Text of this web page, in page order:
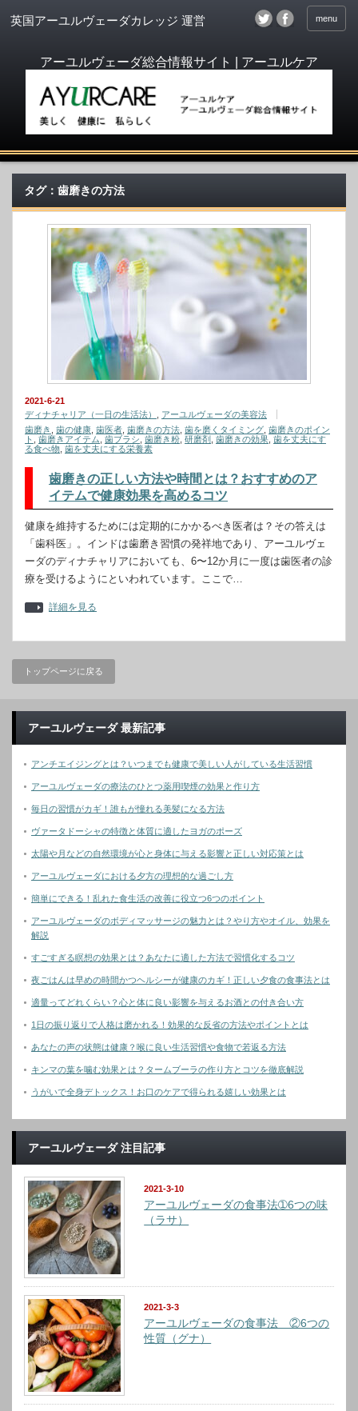
menu
英国アーユルヴェーダカレッジ 運営
タグ：歯磨きの方法
2021-6-21
ディナチャリア（一日の生活法）
アーユルヴェーダの美容法
歯磨き
歯の健康 歯医者 歯磨きの方法 歯を磨くタイミング 歯磨きのポイン
ト
歯磨きアイテム 歯ブラシ 歯磨き粉 研磨剤 歯磨きの効果 歯を丈夫にす
る食べ物 歯を丈夫にする栄養素
歯磨きの正しい方法や時間とは？おすすめのア
イテムで健康効果を高めるコツ
健康を維持するためには定期的にかかるべき医者は？その答えは
「歯科医」。インドは歯磨き習慣の発祥地であり、アーユルヴェ
ーダのディナチャリアにおいても、6〜12か月に一度は歯医者の診
療を受けるようにといわれています。ここで…
詳細を見る
トップページに戻る
アーユルヴェーダ 最新記事
アンチエイジングとは？いつまでも健康で美しい人がしている生活習慣
アーユルヴェーダの療法のひとつ薬用喫煙の効果と作り方
毎日の習慣がカギ！誰もが憧れる美髪になる方法
ヴァータドーシャの特徴と体質に適したヨガのポーズ
太陽や月などの自然環境が心と身体に与える影響と正しい対応策とは
アーユルヴェーダにおける夕方の理想的な過ごし方
簡単にできる！乱れた食生活の改善に役立つ6つのポイント
アーユルヴェーダのボディマッサージの魅力とは？やり方やオイル、効果を
解説
すごすぎる瞑想の効果とは？あなたに適した方法で習慣化するコツ
夜ごはんは早めの時間かつヘルシーが健康のカギ！正しい夕食の食事法とは
適量ってどれくらい？心と体に良い影響を与えるお酒との付き合い方
1日の振り返りで人格は磨かれる！効果的な反省の方法やポイントとは
あなたの声の状態は健康？喉に良い生活習慣や食物で若返る方法
キンマの葉を噛む効果とは？タームブーラの作り方とコツを徹底解説
うがいで全身デトックス！お口のケアで得られる嬉しい効果とは
アーユルヴェーダ 注目記事
2021-3-10
アーユルヴェーダの食事法➀6つの味
（ラサ）
2021-3-3
アーユルヴェーダの食事法 ②6つの
性質（グナ）